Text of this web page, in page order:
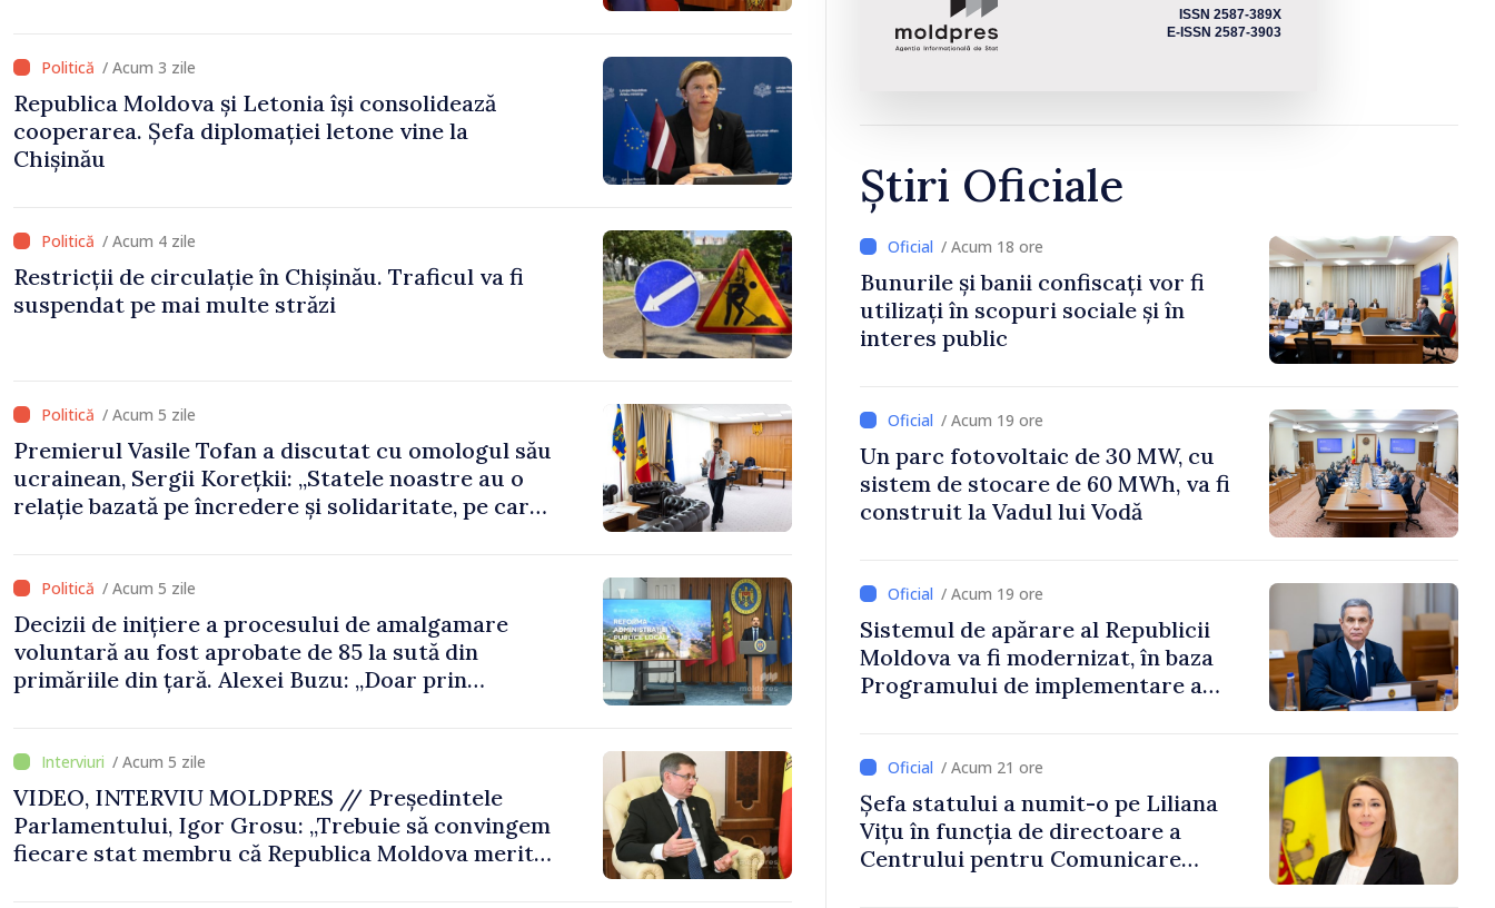
/ Acum 3 zile
Republica Moldova și Letonia își consolidează
cooperarea. Șefa diplomației letone vine la
Chișinău
/ Acum 4 zile
Restricții de circulație în Chișinău. Traficul va fi
suspendat pe mai multe străzi
/ Acum 5 zile
Premierul Vasile Tofan a discutat cu omologul său
ucrainean, Sergii Korețkii: „Statele noastre au o
relație bazată pe încredere și solidaritate, pe care
/ Acum 5 zile
Decizii de inițiere a procesului de amalgamare
voluntară au fost aprobate de 85 la sută din
primăriile din țară. Alexei Buzu: „Doar prin
/ Acum 5 zile
VIDEO, INTERVIU MOLDPRES // Președintele
Parlamentului, Igor Grosu: „Trebuie să convingem
fiecare stat membru că Republica Moldova merită
ISSN 2587-389X
E-ISSN 2587-3903
Știri Oficiale
/ Acum 18 ore
Bunurile și banii confiscați vor fi
utilizați în scopuri sociale și în
interes public
/ Acum 19 ore
Un parc fotovoltaic de 30 MW, cu
sistem de stocare de 60 MWh, va fi
construit la Vadul lui Vodă
/ Acum 19 ore
Sistemul de apărare al Republicii
Moldova va fi modernizat, în baza
Programului de implementare a
/ Acum 21 ore
Șefa statului a numit-o pe Liliana
Vițu în funcția de directoare a
Centrului pentru Comunicare